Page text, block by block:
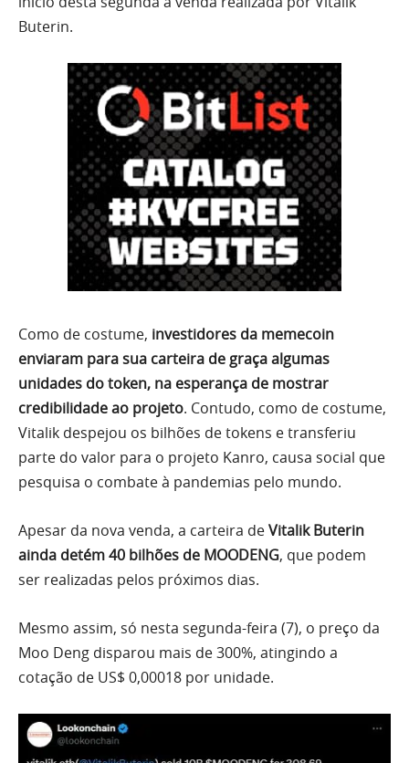
Buterin.
Como de costume, investidores da memecoin
enviaram para sua carteira de graça algumas
unidades do token, na esperança de mostrar
credibilidade ao projeto. Contudo, como de costume,
Vitalik despejou os bilhões de tokens e transferiu
parte do valor para o projeto Kanro, causa social que
pesquisa o combate à pandemias pelo mundo.
Apesar da nova venda, a carteira deVitalik Buterin
ainda detém 40 bilhões de MOODENG, que podem
ser realizadas pelos próximos dias.
Mesmo assim, só nesta segunda-feira (7), o preço da
Moo Deng disparou mais de 300%, atingindo a
cotação de US$ 0,00018 por unidade.